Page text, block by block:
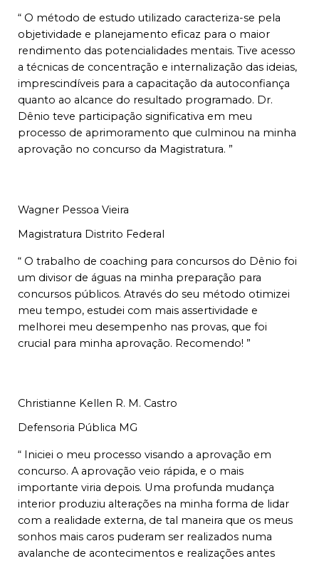
“ O método de estudo utilizado caracteriza-se pela
objetividade e planejamento eficaz para o maior
rendimento das potencialidades mentais. Tive acesso
a técnicas de concentração e internalização das ideias,
imprescindíveis para a capacitação da autoconfiança
quanto ao alcance do resultado programado. Dr.
Dênio teve participação significativa em meu
processo de aprimoramento que culminou na minha
aprovação no concurso da Magistratura. ”
Wagner Pessoa Vieira
Magistratura Distrito Federal
“ O trabalho de coaching para concursos do Dênio foi
um divisor de águas na minha preparação para
concursos públicos. Através do seu método otimizei
meu tempo, estudei com mais assertividade e
melhorei meu desempenho nas provas, que foi
crucial para minha aprovação. Recomendo! ”
Christianne Kellen R. M. Castro
Defensoria Pública MG
“ Iniciei o meu processo visando a aprovação em
concurso. A aprovação veio rápida, e o mais
importante viria depois. Uma profunda mudança
interior produziu alterações na minha forma de lidar
com a realidade externa, de tal maneira que os meus
sonhos mais caros puderam ser realizados numa
avalanche de acontecimentos e realizações antes